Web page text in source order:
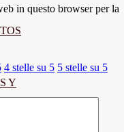
Y
in questo browser per la
4 stelle su 5 5 stelle su 5